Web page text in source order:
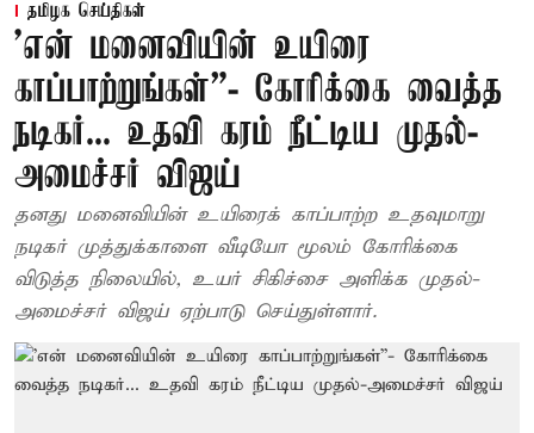
தமிழக செய்திகள்
’என் மனைவியின் உயிரை
காப்பாற்றுங்கள்”- கோரிக்கை வைத்த
நடிகர்... உதவி கரம் நீட்டிய முதல்-
அமைச்சர் விஜய்
தனது மனைவியின் உயிரைக் காப்பாற்ற உதவுமாறு
நடிகர் முத்துக்காளை வீடியோ மூலம் கோரிக்கை
விடுத்த நிலையில், உயர் சிகிச்சை அளிக்க முதல்-
அமைச்சர் விஜய் ஏற்பாடு செய்துள்ளார்.